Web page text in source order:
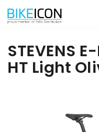
STEVENS
HT Light